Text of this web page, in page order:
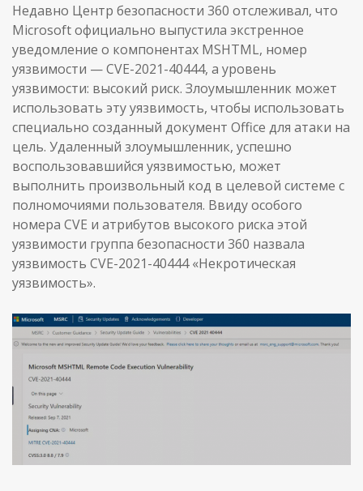
Недавно Центр безопасности 360 отслеживал, что
Microsoft официально выпустила экстренное
уведомление о компонентах MSHTML, номер
уязвимости — CVE-2021-40444, а уровень
уязвимости: высокий риск. Злоумышленник может
использовать эту уязвимость, чтобы использовать
специально созданный документ Office для атаки на
цель. Удаленный злоумышленник, успешно
воспользовавшийся уязвимостью, может
выполнить произвольный код в целевой системе с
полномочиями пользователя. Ввиду особого
номера CVE и атрибутов высокого риска этой
уязвимости группа безопасности 360 назвала
уязвимость CVE-2021-40444 «Некротическая
уязвимость».